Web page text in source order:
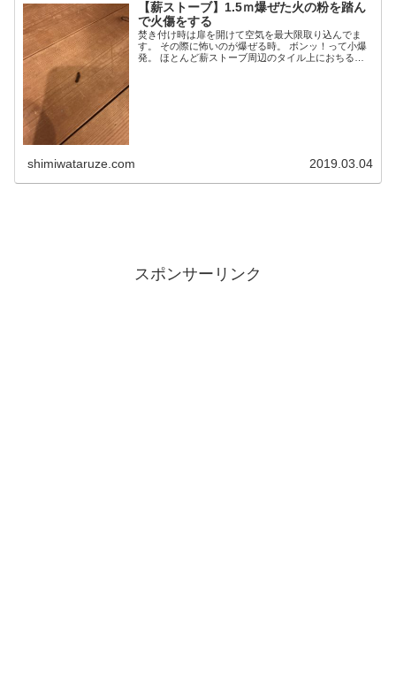
【薪ストーブ】1.5ｍ爆ぜた火の粉を踏ん
で火傷をする
焚き付け時は扉を開けて空気を最大限取り込んでま
す。 その際に怖いのが爆ぜる時。 ボンッ！って小爆
発。 ほとんど薪ストーブ周辺のタイル上におちるの
shimiwataruze.com 2019.03.04
スポンサーリンク